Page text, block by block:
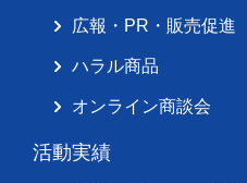
広報・PR・販売促進
ハラル商品
オンライン商談会
活動実績